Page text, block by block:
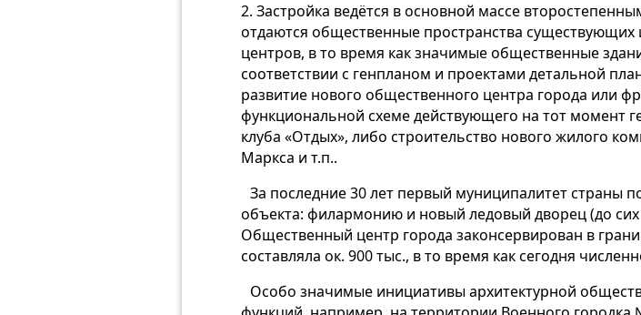
2. Застройка ведётся в основной массе
отдаются общественные пространства
центров, в то время как значимые общественные
соответствии с генпланом и проектами детальной
развитие нового общественного центра города или
функциональной схеме действующего на тот момент
клуба «Отдых», либо строительство нового жилого
Маркса и т.п..
За последние 30 лет первый муниципалитет страны
объекта: филармонию и новый ледовый дворец (до
Общественный центр города законсервирован в
составляла ок. 900 тыс., в то время как сегодня
Особо значимые инициативы архитектурной